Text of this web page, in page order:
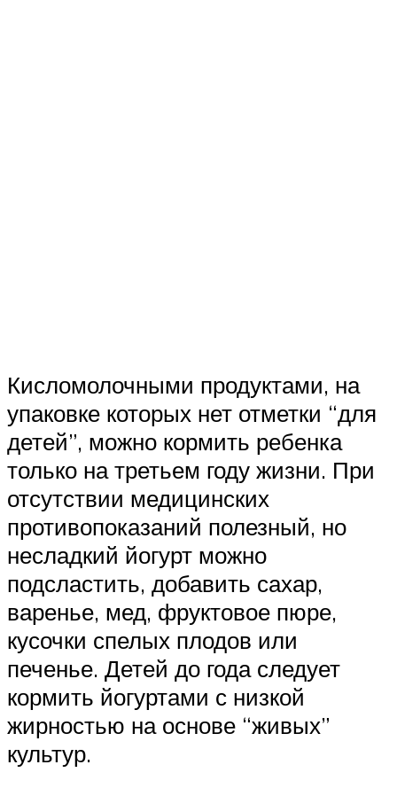
Кисломолочными продуктами, на
упаковке которых нет отметки “для
детей”, можно кормить ребенка
только на третьем году жизни. При
отсутствии медицинских
противопоказаний полезный, но
несладкий йогурт можно
подсластить, добавить сахар,
варенье, мед, фруктовое пюре,
кусочки спелых плодов или
печенье. Детей до года следует
кормить йогуртами с низкой
жирностью на основе “живых”
культур.